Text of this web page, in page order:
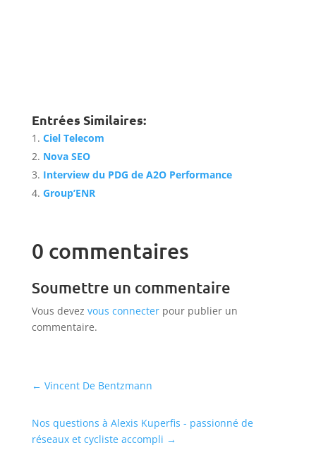
Entrées Similaires:
Ciel Telecom
Nova SEO
Interview du PDG de A2O Performance
Group’ENR
0 commentaires
Soumettre un commentaire
Vous devez vous connecterpour publier un
commentaire.
← Vincent De Bentzmann
Nos questions à Alexis Kuperfis - passionné de
réseaux et cycliste accompli →